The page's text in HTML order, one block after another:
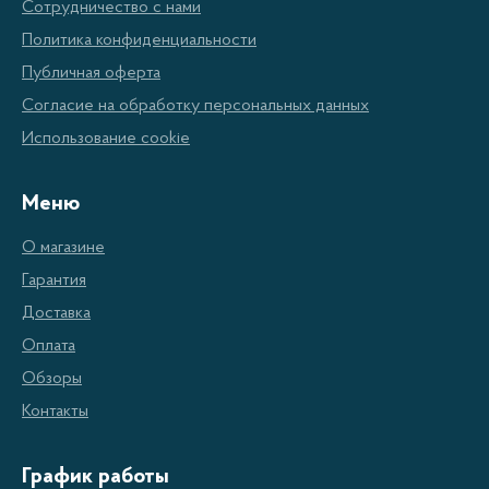
беспрерывное зарядное устройство, стабилизатор
напряжения и защиту от перегрузки.
Преимущества зарядных
устройств для АКБ Kolner
Мощность и надежность
Поддержка различных типов АКБ
Надежная защита от перегрузки
Регулируемая сила тока постоянного тока
Kolner предлагает широкий ассортимент зарядных
Сотрудничество с нами
Политика конфиденциальности
Публичная оферта
Согласие на обработку персональных данных
Использование cookie
Меню
О магазине
Гарантия
Доставка
Оплата
Обзоры
Контакты
График работы